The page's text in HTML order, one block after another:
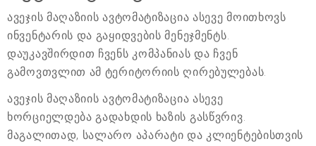
ავეჯის მაღაზიის ავტომატიზაცია ასევე მოითხოვს
ინვენტარის და გაყიდვების მენეჯმენტს.
დაუკავშირდით ჩვენს კომპანიას და ჩვენ
გამოვთვლით ამ ტერიტორიის ღირებულებას.
ავეჯის მაღაზიის ავტომატიზაცია ასევე
ხორციელდება გადახდის ხაზის გასწვრივ.
მაგალითად, სალარო აპარატი და კლიენტებისთვის